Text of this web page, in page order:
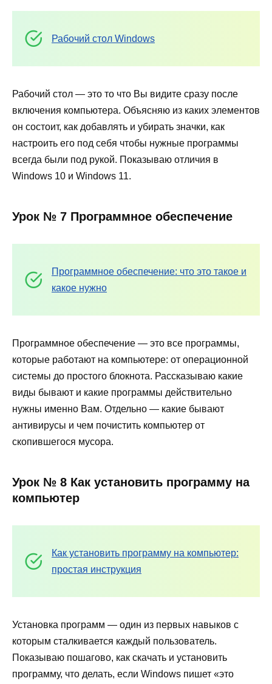
Рабочий стол Windows
Рабочий стол — это то что Вы видите сразу после
включения компьютера. Объясняю из каких элементов
он состоит, как добавлять и убирать значки, как
настроить его под себя чтобы нужные программы
всегда были под рукой. Показываю отличия в
Windows 10 и Windows 11.
Урок № 7 Программное обеспечение
Программное обеспечение: что это такое и
какое нужно
Программное обеспечение — это все программы,
которые работают на компьютере: от операционной
системы до простого блокнота. Рассказываю какие
виды бывают и какие программы действительно
нужны именно Вам. Отдельно — какие бывают
антивирусы и чем почистить компьютер от
скопившегося мусора.
Урок № 8 Как установить программу на
компьютер
Как установить программу на компьютер:
простая инструкция
Установка программ — один из первых навыков с
которым сталкивается каждый пользователь.
Показываю пошагово, как скачать и установить
программу, что делать, если Windows пишет «это